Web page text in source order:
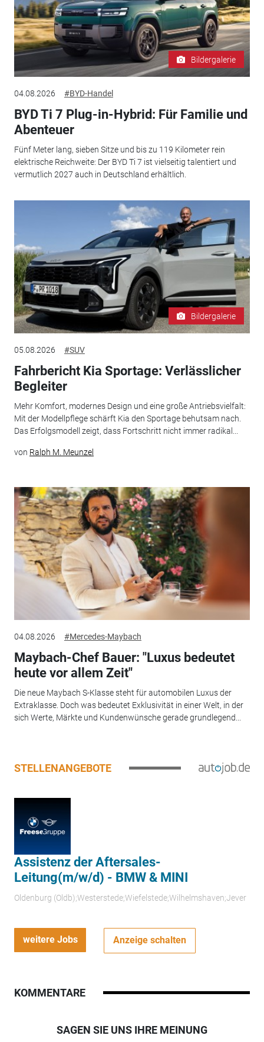
Bildergalerie
04.08.2026 #BYD-Handel
BYD Ti 7 Plug-in-Hybrid: Für Familie und
Abenteuer
Fünf Meter lang, sieben Sitze und bis zu 119 Kilometer rein
elektrische Reichweite: Der BYD Ti 7 ist vielseitig talentiert und
vermutlich 2027 auch in Deutschland erhältlich.
Bildergalerie
05.08.2026 #SUV
Fahrbericht Kia Sportage: Verlässlicher
Begleiter
Mehr Komfort, modernes Design und eine große Antriebsvielfalt:
Mit der Modellpflege schärft Kia den Sportage behutsam nach.
Das Erfolgsmodell zeigt, dass Fortschritt nicht immer radikal...
von Ralph M. Meunzel
04.08.2026 #Mercedes-Maybach
Maybach-Chef Bauer: "Luxus bedeutet
heute vor allem Zeit"
Die neue Maybach S-Klasse steht für automobilen Luxus der
Extraklasse. Doch was bedeutet Exklusivität in einer Welt, in der
sich Werte, Märkte und Kundenwünsche gerade grundlegend...
STELLENANGEBOTE
Assistenz der Aftersales-
Leitung(m/w/d) - BMW & MINI
Oldenburg (Oldb);Westerstede;Wiefelstede;Wilhelmshaven;Jever
weitere Jobs Anzeige schalten
KOMMENTARE
SAGEN SIE UNS IHRE MEINUNG